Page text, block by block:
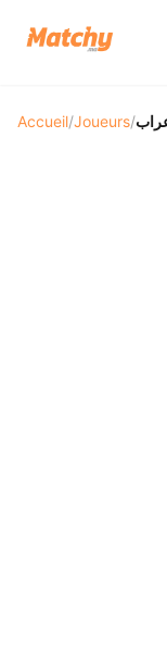
Accueil/Joueurs/